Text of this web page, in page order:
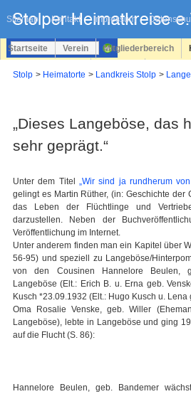
Sitemap Kontakt Impressum
überspringen
Startseite Verein Mitgliederbereich
Stolp Heimatorte Landkreis Stolp
„Dieses Langeböse, das
sehr geprägt.“
Unter dem Titel „Wir sind ja rundherum
gelingt es Martin Rüther, (in: Geschichte der
das Leben der Flüchtlinge und
darzustellen. Neben der
Veröffentlichung im Internet.
Unter anderem finden man ein Kapitel über
56-95) und speziell zu Langeböse/
von den Cousinen Hannelore Beulen,
Langeböse (Elt.: Erich B. u. Erna geb.
Kusch *23.09.1932 (Elt.: Hugo Kusch u. Lena
Oma Rosalie Venske, geb. Willer
Langeböse), lebte in Langeböse und ging
auf die Flucht (S. 86):
Hannelore Beulen, geb. Bandemer